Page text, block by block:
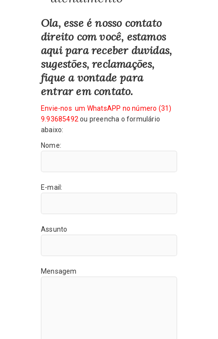
Ola, esse é nosso contato
direito com você, estamos
aqui para receber duvidas,
sugestões, reclamações,
fique a vontade para
entrar em contato.
Envie-nos um WhatsAPP no número (31)
9.93685492 ou preencha o formulário
abaixo:
Nome:
E-mail:
Assunto
Mensagem